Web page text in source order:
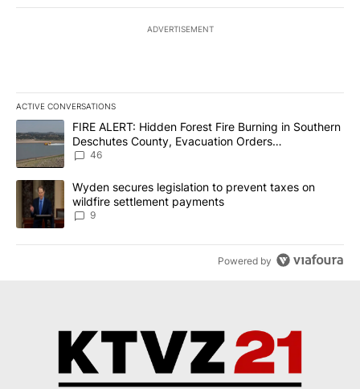
ADVERTISEMENT
ACTIVE CONVERSATIONS
The following is a list of the most commented articles in the last
A trending article titled "FIRE ALERT: Hidden Forest Fire
FIRE ALERT: Hidden Forest Fire Burning in Southern
Deschutes County, Evacuation Orders
Implemented
46
A trending article titled "Wyden secures legislation to prevent
Wyden secures legislation to prevent taxes on
wildfire settlement payments
9
Powered by